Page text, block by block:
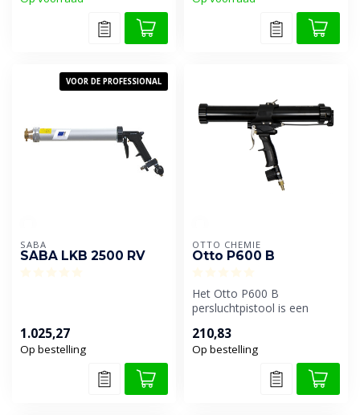
VOOR DE PROFESSIONAL
SABA
SABA LKB 2500 RV
1.025,27
Op bestelling
OTTO CHEMIE
Otto P600 B
Het Otto P600 B
persluchtpistool is een
gereedschap vo...
210,83
Op bestelling